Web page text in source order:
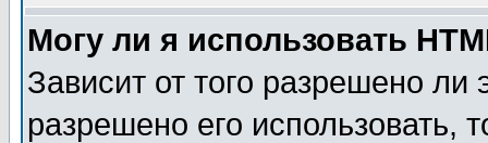
Могу ли я использовать
Зависит от того разрешено
разрешено его использовать,